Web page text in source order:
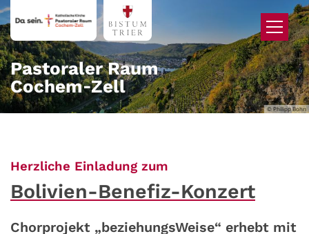
Zum Inhalt springen
© Philipp Bohn
Pastoraler Raum
Cochem‑Zell
Herzliche Einladung zum
Bolivien-Benefiz-Konzert
Chorprojekt „beziehungsWeise“ erhebt mit